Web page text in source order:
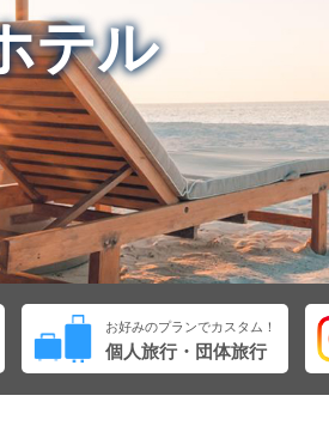
テル
お好みのプランでカスタム！
個人旅行・団体旅行